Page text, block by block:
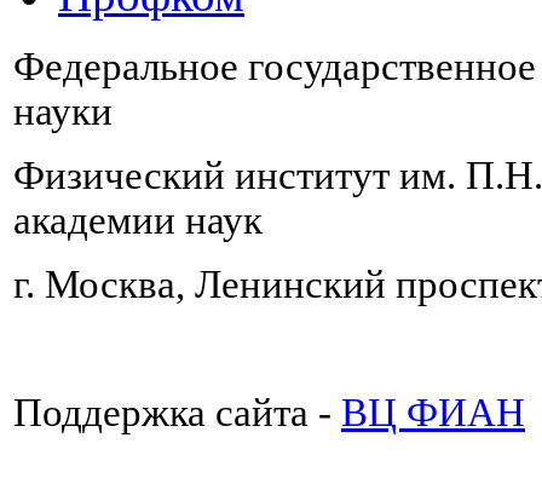
Федеральное
науки
Физический институт им.
академии наук
г. Москва, Ленинский
Поддержка сайта - ВЦ ФИАН